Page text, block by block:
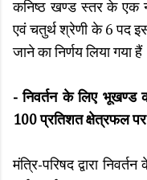
कनिष्ठ खण्ड स्तर के एक
एवं चतुर्थ श्रेणी के 6 पद
जाने का निर्णय लिया गया
- निवर्तन के लिए भूखण्ड
100 प्रतिशत क्षेत्रफल
मंत्रि-परिषद द्वारा